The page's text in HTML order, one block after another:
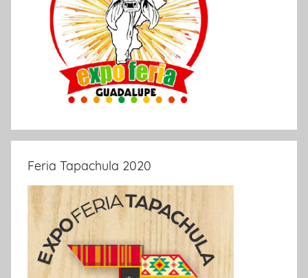
Feria Tapachula 2020